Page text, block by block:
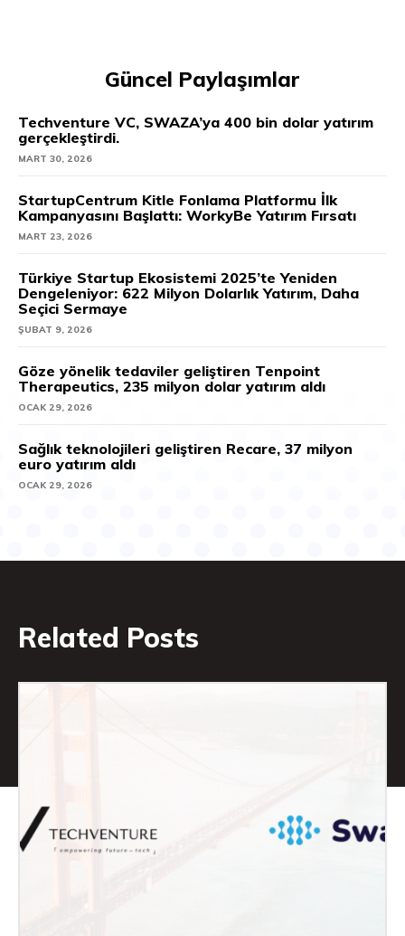
Güncel Paylaşımlar
Techventure VC, SWAZA’ya 400 bin dolar yatırım
gerçekleştirdi.
MART 30, 2026
StartupCentrum Kitle Fonlama Platformu İlk
Kampanyasını Başlattı: WorkyBe Yatırım Fırsatı
MART 23, 2026
Türkiye Startup Ekosistemi 2025’te Yeniden
Dengeleniyor: 622 Milyon Dolarlık Yatırım, Daha
Seçici Sermaye
ŞUBAT 9, 2026
Göze yönelik tedaviler geliştiren Tenpoint
Therapeutics, 235 milyon dolar yatırım aldı
OCAK 29, 2026
Sağlık teknolojileri geliştiren Recare, 37 milyon
euro yatırım aldı
OCAK 29, 2026
Related Posts